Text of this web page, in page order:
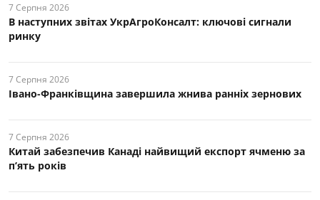
7 Серпня 2026
В наступних звітах УкрАгроКонсалт: ключові cигнали
ринку
7 Серпня 2026
Івано-Франківщина завершила жнива ранніх зернових
7 Серпня 2026
Китай забезпечив Канаді найвищий експорт ячменю за
п’ять років